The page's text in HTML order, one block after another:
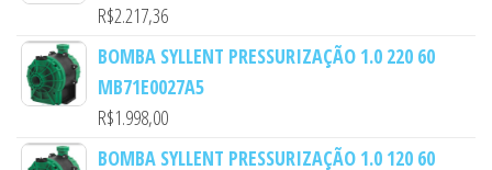
R$2.217,36
BOMBA SYLLENT PRESSURIZAÇÃO 1.0 220 60
MB71E0027A5
R$1.998,00
BOMBA SYLLENT PRESSURIZAÇÃO 1.0 120 60